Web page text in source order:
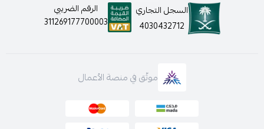
السجل التجاري
4030432712
الرقم الضريبي
311269177700003
موثّق في منصة الأعمال